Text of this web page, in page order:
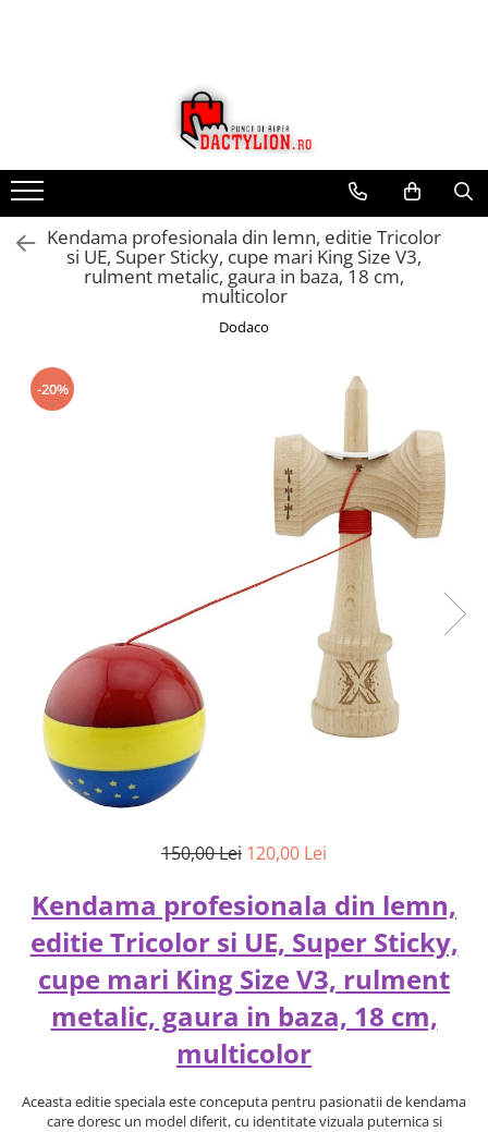
Kendama profesionala din lemn, editie Tricolor
si UE, Super Sticky, cupe mari King Size V3,
rulment metalic, gaura in baza, 18 cm,
multicolor
Dodaco
-20%
150,00 Lei 120,00 Lei
Kendama profesionala din lemn,
editie Tricolor si UE, Super Sticky,
cupe mari King Size V3, rulment
metalic, gaura in baza, 18 cm,
multicolor
Aceasta editie speciala este conceputa pentru pasionatii de kendama
care doresc un model diferit, cu identitate vizuala puternica si